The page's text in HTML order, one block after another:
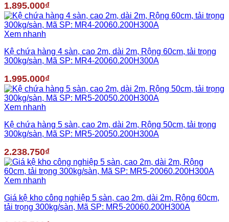
1.895.000₫
Xem nhanh
Kệ chứa hàng 4 sàn, cao 2m, dài 2m, Rộng 60cm, tải trọng
300kg/sàn, Mã SP: MR4-20060.200H300A
1.995.000₫
Xem nhanh
Kệ chứa hàng 5 sàn, cao 2m, dài 2m, Rộng 50cm, tải trọng
300kg/sàn, Mã SP: MR5-20050.200H300A
2.238.750₫
Xem nhanh
Giá kệ kho công nghiệp 5 sàn, cao 2m, dài 2m, Rộng 60cm,
tải trọng 300kg/sàn, Mã SP: MR5-20060.200H300A